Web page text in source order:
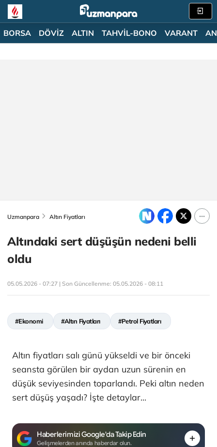
BORSA DÖVİZ ALTIN TAHVİL-BONO VARANT
Uzmanpara Altın Fiyatları
Altındaki sert düşüşün nedeni belli
oldu
05.05.2026 - 07:27 | Son Güncellenme: 05.05.2026 - 08:11
#Ekonomi #Altın Fiyatları #Petrol Fiyatları
Altın fiyatları salı günü yükseldi ve bir önceki
seansta görülen bir aydan uzun sürenin en
düşük seviyesinden toparlandı. Peki altın neden
sert düşüş yaşadı? İşte detaylar...
Haberlerimizi Google'da Takip Edin
Gelişmelerden anında haberdar olun.